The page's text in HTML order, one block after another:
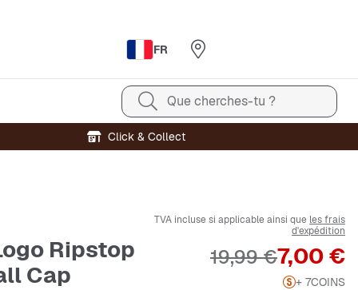
FR
Que cherches-tu ?
Click & Collect
Ripstop
Cap
TVA incluse si applicable ainsi que les frais
d'expédition
Prix
7,00 €
Prix original
19,99 €
+ 7COINS